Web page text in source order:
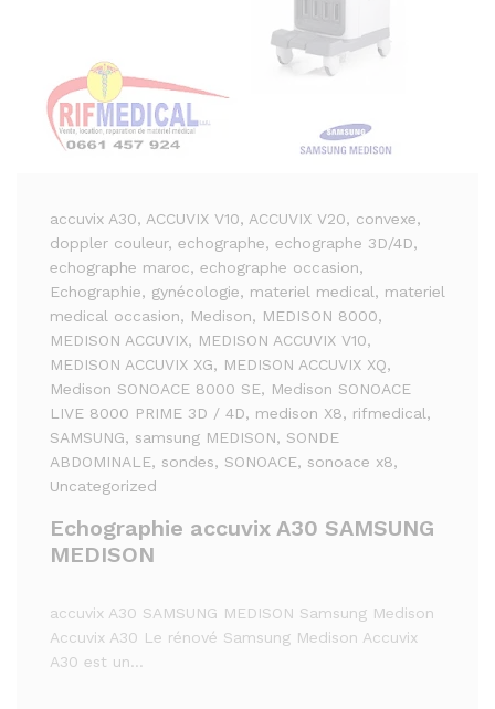
accuvix A30, ACCUVIX V10, ACCUVIX V20, convexe,
doppler couleur, echographe, echographe 3D/4D,
echographe maroc, echographe occasion,
Echographie, gynécologie, materiel medical, materiel
medical occasion, Medison, MEDISON 8000,
MEDISON ACCUVIX, MEDISON ACCUVIX V10,
MEDISON ACCUVIX XG, MEDISON ACCUVIX XQ,
Medison SONOACE 8000 SE, Medison SONOACE
LIVE 8000 PRIME 3D / 4D, medison X8, rifmedical,
SAMSUNG, samsung MEDISON, SONDE
ABDOMINALE, sondes, SONOACE, sonoace x8,
Uncategorized
Echographie accuvix A30 SAMSUNG
MEDISON
accuvix A30 SAMSUNG MEDISON Samsung Medison
Accuvix A30 Le rénové Samsung Medison Accuvix
A30 est un…